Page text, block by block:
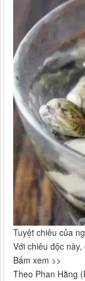
Tuyệt chiêu của
Với chiêu độc
Bấm xem >>
Theo Phan Hằng